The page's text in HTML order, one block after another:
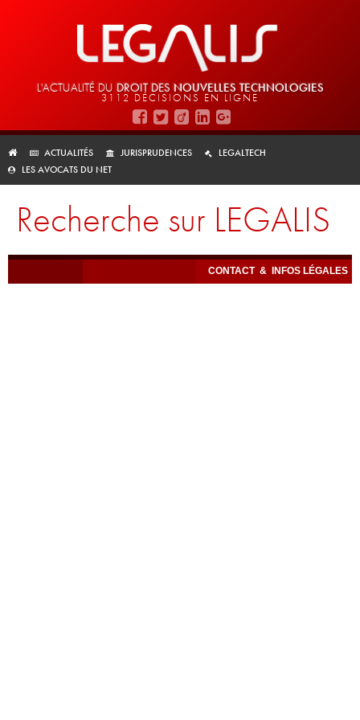
L'ACTUALITÉ DU DROIT DES NOUVELLES TECHNOLOGIES
3112 DÉCISIONS EN LIGNE
ACTUALITÉS JURISPRUDENCES
LEGALTECH
LES AVOCATS DU NET
Recherche sur LEGALIS
CONTACT & INFOS LÉGALES